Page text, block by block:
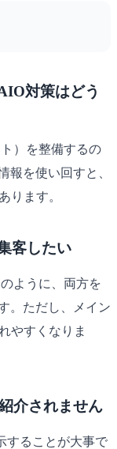
対策はどう
）を整備するの
報を使い回すと、
ります。
客したい
ように、両方を
。ただし、メイン
やすくなりま
介されません
することが大事で